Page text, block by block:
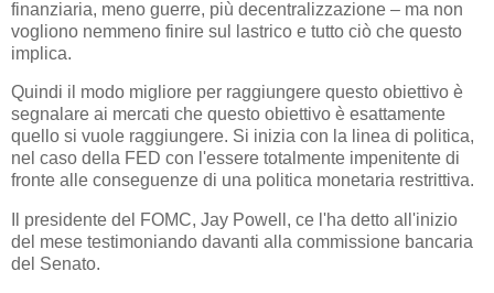
finanziaria, meno guerre, più decentralizzazione – ma non
vogliono nemmeno finire sul lastrico e tutto ciò che questo
implica.
Quindi il modo migliore per raggiungere questo obiettivo è
segnalare ai mercati che questo obiettivo è esattamente
quello si vuole raggiungere. Si inizia con la linea di politica,
nel caso della FED con l'essere totalmente impenitente di
fronte alle conseguenze di una politica monetaria restrittiva.
Il presidente del FOMC, Jay Powell, ce l'ha detto all'inizio
del mese testimoniando davanti alla commissione bancaria
del Senato.